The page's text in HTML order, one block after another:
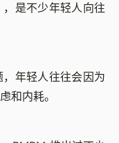
是不少年轻人向往
年轻人往往会因为
和内耗。